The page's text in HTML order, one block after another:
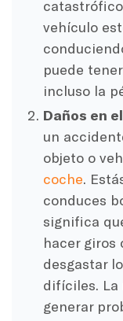
vehículo
puede
incluso la
Daños en
un
objeto o
coche.
conduces
significa
hacer giros
desgastar
difíciles. La
generar